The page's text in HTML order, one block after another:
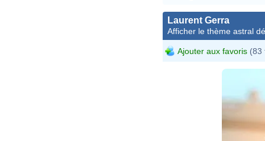
Laurent Gerra
Afficher le thème astral
Ajouter aux favoris (83